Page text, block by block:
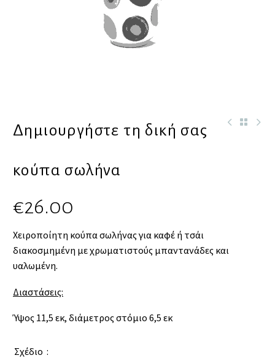
Δημιουργήστε τη δική σας
κούπα σωλήνα
€26.00
Χειροποίητη κούπα σωλήνας για καφέ ή τσάι
διακοσμημένη με χρωματιστούς μπαντανάδες και
υαλωμένη.
Διαστάσεις:
Ύψος 11,5 εκ, διάμετρος στόμιο 6,5 εκ
Σχέδιο